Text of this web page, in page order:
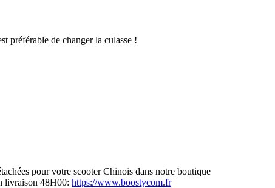
préférable de changer la culasse !
pour votre scooter Chinois dans notre boutique
livraison 48H00: https://www.boostycom.fr